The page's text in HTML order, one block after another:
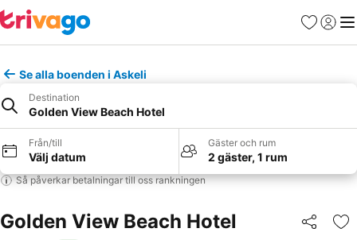
Favoriter
Logga
Se alla boenden i Askeli
Destination
Golden View Beach Hotel
Från/till
Välj datum
Gäster och rum
2 gäster, 1 rum
Så påverkar betalningar till oss rankningen
Golden View Beach Hotel Dela